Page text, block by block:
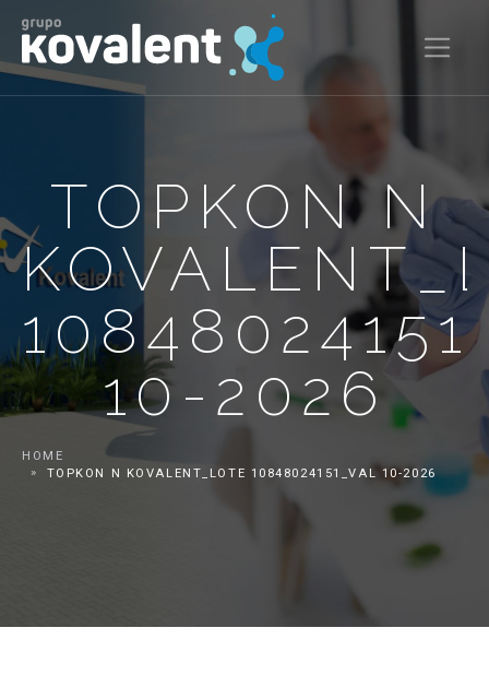
TOPKON N
10-2026
HOME
TOPKON N KOVALENT_LOTE 10848024151_VAL 10-2026